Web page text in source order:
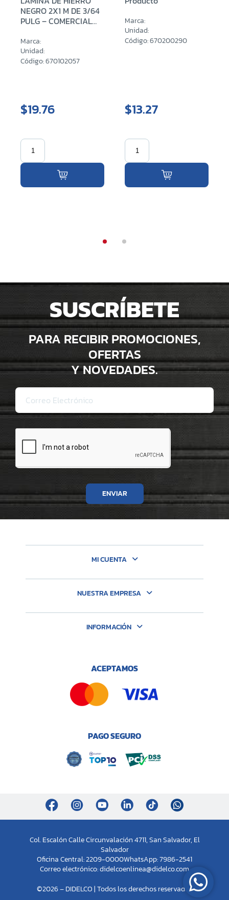
NEGRO 2X1 M DE 3/64
PULG – COMERCIAL
Marca:
Unidad:
Código: 670102057
$19.76
Marca:
Unidad:
Código: 670200290
$13.27
SUSCRÍBETE
PARA RECIBIR PROMOCIONES,
OFERTAS
Y NOVEDADES.
ENVIAR
MI CUENTA
NUESTRA EMPRESA
INFORMACIÓN
ACEPTAMOS
PAGO SEGURO
Col. Escalón Calle Circunvalación 4711, San Salvador, El
Salvador
Oficina Central: 2209-0000WhatsApp: 7986-2541
Correo electrónico:didelcoenlinea@didelco.com
©2026 – DIDELCO | Todos los derechos reservados